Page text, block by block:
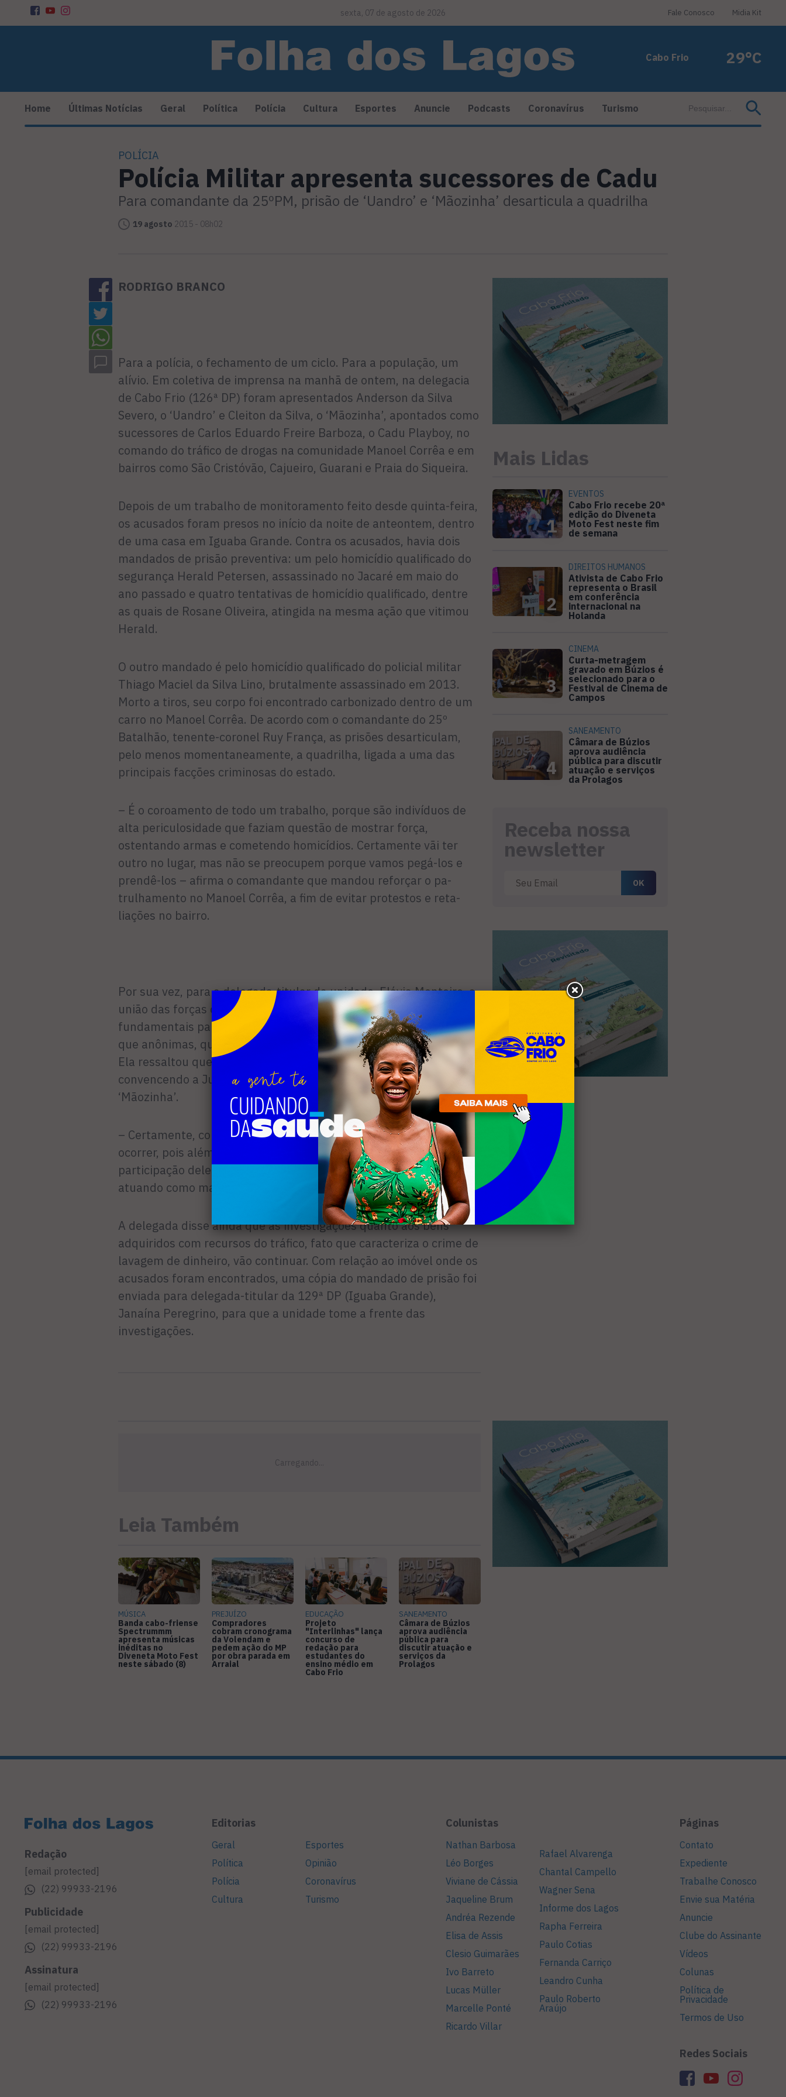
sexta, 07 de agosto de 2026 Fale Conosco Midia Kit
Cabo Frio 29°C
Home Últimas Notícias Geral Política Polícia Cultura Esportes Anuncie Podcasts Coronavírus Turismo
POLÍCIA
Polícia Militar apresenta sucessores de Cadu
Para comandante da 25ºPM, prisão de ‘Uandro’ e ‘Mãozinha’ desarticula a quadrilha
19 agosto 2015 - 08h02
RODRIGO BRANCO
Para a polícia, o fechamento de um ciclo. Para a população, um
alívio. Em coletiva de im­prensa na manhã de ontem, na delegacia
de Cabo Frio (126ª DP) foram apresentados Ander­son da Silva
Severo, o ‘Uandro’ e Cleiton da Silva, o ‘Mãozinha’, apontados como
sucessores de Carlos Eduardo Freire Barboza, o Cadu Playboy, no
comando do tráfico de drogas na comunida­de Manoel Corrêa e em
bairros como São Cristóvão, Cajueiro, Guarani e Praia do Siqueira.
Depois de um trabalho de mo­nitoramento feito desde quinta-feira,
os acusados foram presos no início da noite de anteontem, dentro
de uma casa em Iguaba Grande. Contra os acusados, havia dois
mandados de prisão preventiva: um pelo homicídio qualificado do
segurança Herald Petersen, assassinado no Jacaré em maio do
ano passado e qua­tro tentativas de homicídio qua­lificado, dentre
as quais de Rosa­ne Oliveira, atingida na mesma ação que vitimou
Herald.
O outro mandado é pelo ho­micídio qualificado do policial militar
Thiago Maciel da Silva Lino, brutalmente assassinado em 2013.
Morto a tiros, seu cor­po foi encontrado carbonizado dentro de um
carro no Manoel Corrêa. De acordo com o coman­dante do 25º
Batalhão, tenente-coronel Ruy França, as prisões desarticulam,
pelo menos mo­mentaneamente, a quadrilha, ligada a uma das
principais fac­ções criminosas do estado.
– É o coroamento de todo um trabalho, porque são indivíduos de
alta periculosidade que fa­ziam questão de mostrar força,
ostentando armas e cometendo homicídios. Certamente vãi ter
outro no lugar, mas não se pre­ocupem porque vamos pegá-los e
prendê-los – afirma o coman­dante que mandou reforçar o pa­
trulhamento no Manoel Corrêa, a fim de evitar protestos e reta­
liações no bairro.
Por sua vez, para a delega­da-titular da unidade, Flávia Monteiro, a
união das forças de segurança e a credibilidade foram
fundamentais para que testemunhas fizessem as denún­cias, ainda
que anônimas, que ajudaram a localizar o paradeiro dos acusados.
Ela ressaltou que a iniciativa ajudou a reforçar o inquérito,
convencendo a Justiça a decretar a prisão preventiva de ‘Uandro’ e
‘Mãozinha’.
– Certamente, com a prisão deles, muitos homicídios deixa­rão de
ocorrer, pois além desses, também está sendo investigada a
participação deles em outros assassinatos, na maioria deles
atuando como mandantes – co­mentou.
A delegada disse ainda que as investigações quanto aos bens
adquiridos com recursos do tráfico, fato que caracteriza o crime de
lavagem de dinhei­ro, vão continuar. Com relação ao imóvel onde os
acusados fo­ram encontrados, uma cópia do mandado de prisão foi
enviada para delegada-titular da 129ª DP (Iguaba Grande),
Janaína Pere­grino, para que a unidade tome a frente das
investigações.
Mais Lidas
1
EVENTOS
Cabo Frio recebe 20ª
edição do Diveneta
Moto Fest neste fim
de semana
2
DIREITOS HUMANOS
Ativista de Cabo Frio
representa o Brasil
em conferência
internacional na
Holanda
3
CINEMA
Curta-metragem
gravado em Búzios é
selecionado para o
Festival de Cinema de
Campos
4
SANEAMENTO
Câmara de Búzios
aprova audiência
pública para discutir
atuação e serviços
da Prolagos
Receba nossa
newsletter
Leia Também
MÚSICA
Banda cabo-friense
Spectrummm
apresenta músicas
inéditas no
Diveneta Moto Fest
neste sábado (8)
PREJUÍZO
Compradores
cobram cronograma
da Volendam e
pedem ação do MP
por obra parada em
Arraial
EDUCAÇÃO
Projeto
"Interlinhas" lança
concurso de
redação para
estudantes do
ensino médio em
Cabo Frio
SANEAMENTO
Câmara de Búzios
aprova audiência
pública para
discutir atuação e
serviços da
Prolagos
Redação
[email protected]
(22) 99933-2196
Publicidade
[email protected]
(22) 99933-2196
Assinatura
[email protected]
(22) 99933-2196
Editorias
Geral
Política
Polícia
Cultura
Esportes
Opinião
Coronavírus
Turismo
Colunistas
Nathan Barbosa
Léo Borges
Viviane de Cássia
Jaqueline Brum
Andréa Rezende
Elisa de Assis
Clesio Guimarães
Ivo Barreto
Lucas Müller
Marcelle Ponté
Ricardo Villar
Rafael Alvarenga
Chantal Campello
Wagner Sena
Informe dos Lagos
Rapha Ferreira
Paulo Cotias
Fernanda Carriço
Leandro Cunha
Paulo Roberto
Araújo
Páginas
Contato
Expediente
Trabalhe Conosco
Envie sua Matéria
Anuncie
Clube do Assinante
Vídeos
Colunas
Política de
Privacidade
Termos de Uso
Redes Sociais